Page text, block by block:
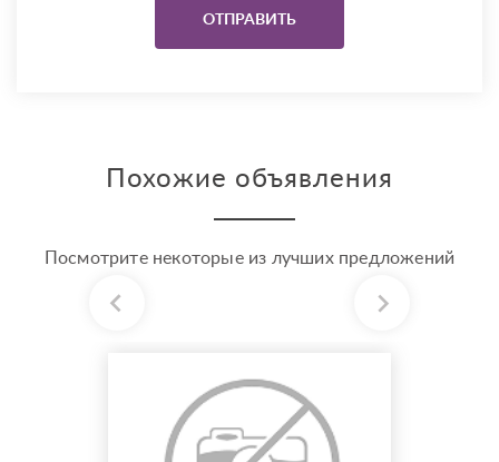
Похожие объявления
Посмотрите некоторые из лучших предложений